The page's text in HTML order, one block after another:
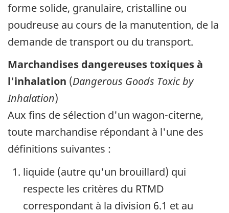
forme solide, granulaire, cristalline ou
poudreuse au cours de la manutention, de la
demande de transport ou du transport.
Marchandises dangereuses toxiques à
l'inhalation (Dangerous Goods Toxic by
Inhalation)
Aux fins de sélection d'un wagon-citerne,
toute marchandise répondant à l'une des
définitions suivantes :
liquide (autre qu'un brouillard) qui
respecte les critères du RTMD
correspondant à la division 6.1 et au